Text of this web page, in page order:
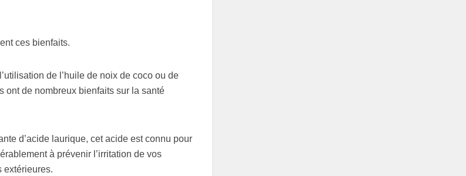
ces bienfaits.
de l’huile de noix de coco ou de
ont de nombreux bienfaits sur la santé
d’acide laurique, cet acide est connu pour
à prévenir l’irritation de vos
extérieures.